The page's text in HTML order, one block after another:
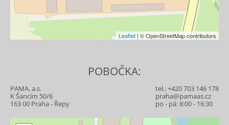
Leaflet | © OpenStreetMap contributors
POBOČKA:
PAMA, a.s.
K Šancím 50/6
163 00 Praha - Řepy
tel.:+420 703 146 178
praha@pamaas.cz
po - pá: 8:00 - 16:30